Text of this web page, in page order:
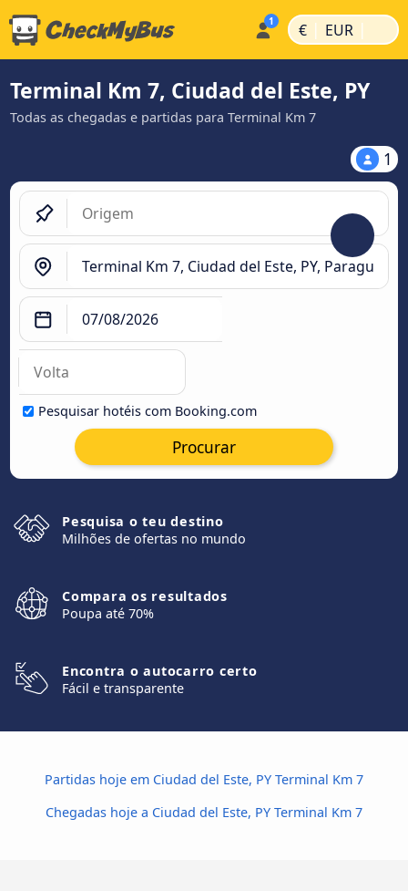
€ | EUR |
Terminal Km 7, Ciudad del Este, PY
Todas as chegadas e partidas para Terminal Km 7
1
Pesquisar hotéis com Booking.com
Procurar
Pesquisa o teu destino
Milhões de ofertas no mundo
Compara os resultados
Poupa até 70%
Encontra o autocarro certo
Fácil e transparente
Partidas hoje em Ciudad del Este, PY Terminal Km 7
Chegadas hoje a Ciudad del Este, PY Terminal Km 7